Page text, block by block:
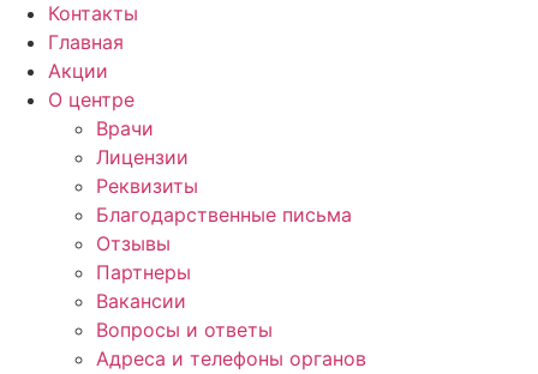
Контакты
Главная
Акции
О центре
Врачи
Лицензии
Реквизиты
Благодарственные письма
Отзывы
Партнеры
Вакансии
Вопросы и ответы
Адреса и телефоны органов